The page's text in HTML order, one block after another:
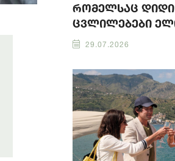
რომელსაც დიდი
ცვლილებები
29.07.2026